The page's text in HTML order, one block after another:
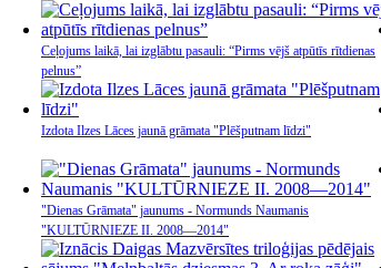
Ceļojums laikā, lai izglābtu pasauli: “Pirms vējš atpūtīs rītdienas
pelnus”
Izdota Ilzes Lāces jaunā grāmata "Plēšputnam līdzi"
"Dienas Grāmata" jaunums - Normunds Naumanis
"KULTŪRNIEZE II. 2008—2014"